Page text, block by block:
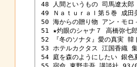
48 人間というもの 司馬遼太
49 Ｎａｔｕｒａｌ第５巻 成
50 海からの贈り物 アン・モ
51 ★灼眼のシャナ７ 高橋弥
52 『冬のソナタ』愛の真実
53 ホテルカクタス 江国香織
54 庭を森のようにしたい 銀